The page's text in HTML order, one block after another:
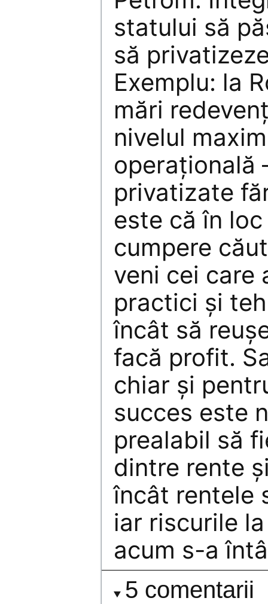
statului să
să
Exemplu: la
mări
nivelul
operațională
privatizate
este că în
cumpere
veni cei care
practici și
încât să
facă profit.
chiar și
succes este
prealabil să
dintre rente
încât rentele
iar riscurile
acum s-a
5 comentarii